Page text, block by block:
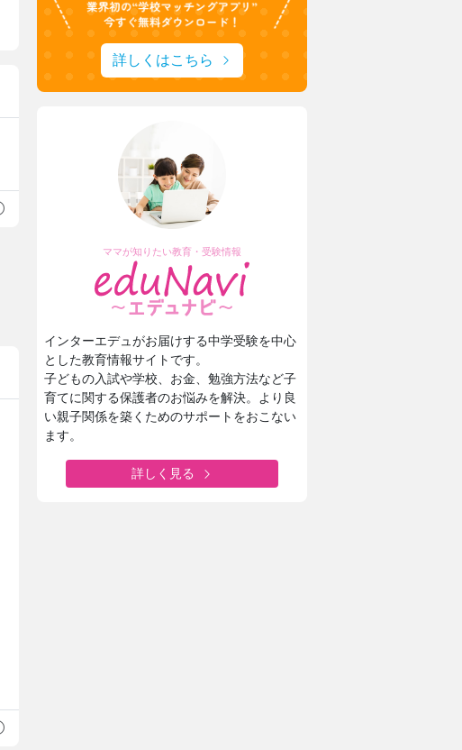
詳しくはこちら
ママが知りたい教育・受験情報
インターエデュがお届けする中学受験を中心
とした教育情報サイトです。
子どもの入試や学校、お金、勉強方法など子
育てに関する保護者のお悩みを解決。より良
い親子関係を築くためのサポートをおこない
ます。
詳しく見る